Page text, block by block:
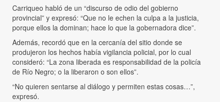
Carriqueo habló de un “discurso de odio del gobierno
provincial” y expresó: “Que no le echen la culpa a la justicia,
porque ellos la dominan; hace lo que la gobernadora dice”.
Además, recordó que en la cercanía del sitio donde se
produjeron los hechos había vigilancia policial, por lo cual
consideró: “La zona liberada es responsabilidad de la policía
de Río Negro; o la liberaron o son ellos”.
“No quieren sentarse al diálogo y permiten estas cosas…”,
expresó.